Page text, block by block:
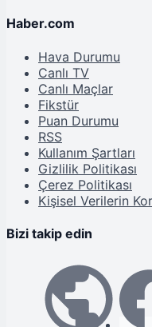
Haber.com
Hava Durumu
Canlı TV
Canlı Maçlar
Fikstür
Puan Durumu
RSS
Kullanım Şartları
Gizlilik Politikası
Çerez Politikası
Kişisel Verilerin
Bizi takip edin